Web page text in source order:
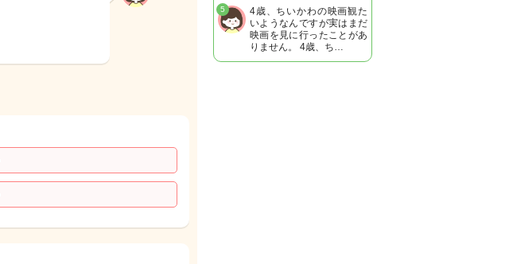
4歳、ちいかわの映画観た
いようなんですが実はまだ
映画を見に行ったことがあ
りません。 4歳、ち…
5